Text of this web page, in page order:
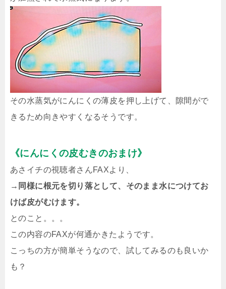
その水蒸気がにんにくの薄皮を押し上げて、隙間がで
きるため向きやすくなるそうです。
《にんにくの皮むきのおまけ》
あさイチの視聴者さんFAXより、
→同様に根元を切り落として、そのまま水につけてお
けば皮がむけます。
とのこと。。。
この内容のFAXが何通かきたようです。
こっちの方が簡単そうなので、試してみるのも良いか
も？